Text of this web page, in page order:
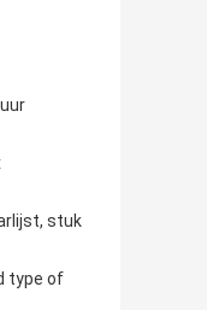
stuk
type of